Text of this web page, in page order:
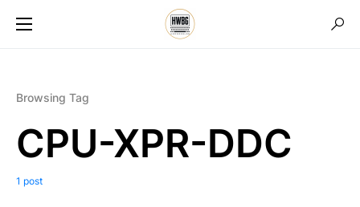
Browsing Tag
CPU-XPR-DDC
1 post